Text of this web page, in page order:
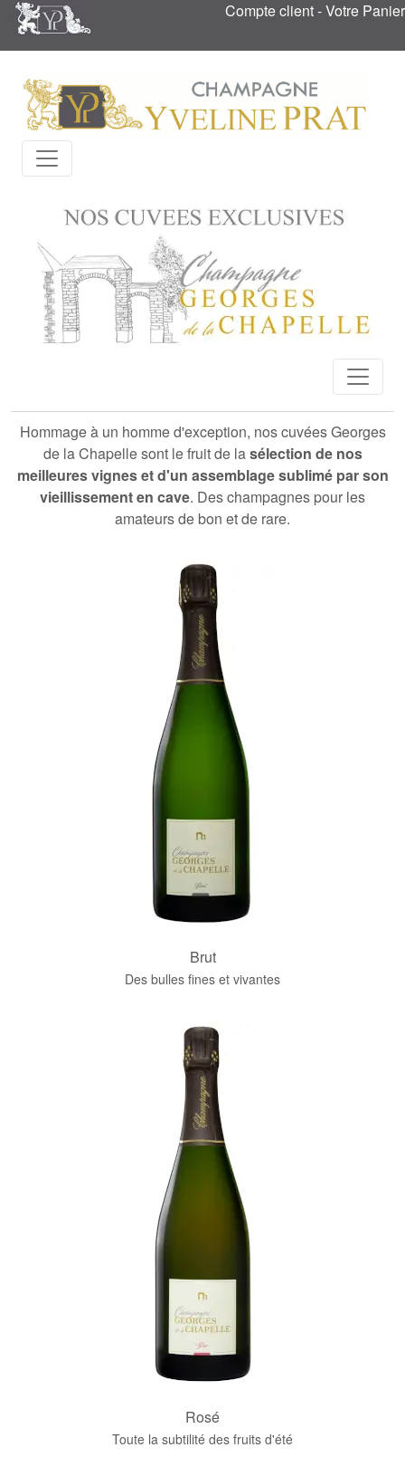
Compte client-Votre Panier
Hommage à un homme d'exception, nos cuvées Georges
de la Chapelle sont le fruit de lasélection de nos
meilleures vignes et d'un assemblage sublimé par son
vieillissement en cave. Des champagnes pour les
amateurs de bon et de rare.
Brut
Des bulles fines et vivantes
Rosé
Toute la subtilité des fruits d'été